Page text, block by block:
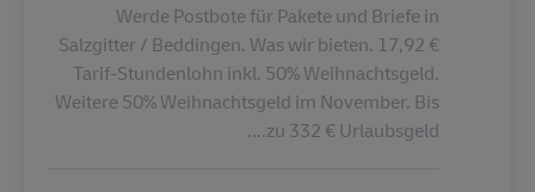
Werde Postbote für Pakete und Briefe in
Salzgitter / Beddingen. Was wir bieten. 17,92 €
Tarif-Stundenlohn inkl. 50% Weihnachtsgeld.
Weitere 50% Weihnachtsgeld im November. Bis
zu 332 € Urlaubsgeld....